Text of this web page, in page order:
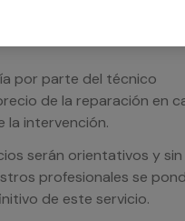
por parte del técnico
de la reparación en
la intervención.
serán orientativos y sin
profesionales se
de este servicio.